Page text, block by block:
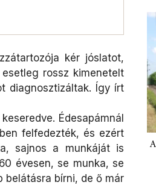
kér jóslatot,
rossz kimenetelt
diagnosztizáltak. Így írt
Édesapámnál
felfedezték, és ezért
sajnos a munkáját is
évesen, se munka, se
belátásra bírni, de ő már